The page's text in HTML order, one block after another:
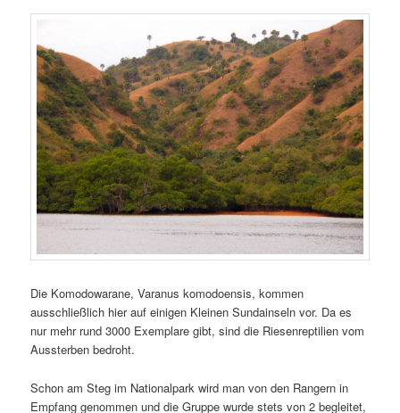
Die Komodowarane, Varanus komodoensis, kommen
ausschließlich hier auf einigen Kleinen Sundainseln vor. Da es
nur mehr rund 3000 Exemplare gibt, sind die Riesenreptilien vom
Aussterben bedroht.
Schon am Steg im Nationalpark wird man von den Rangern in
Empfang genommen und die Gruppe wurde stets von 2 begleitet,